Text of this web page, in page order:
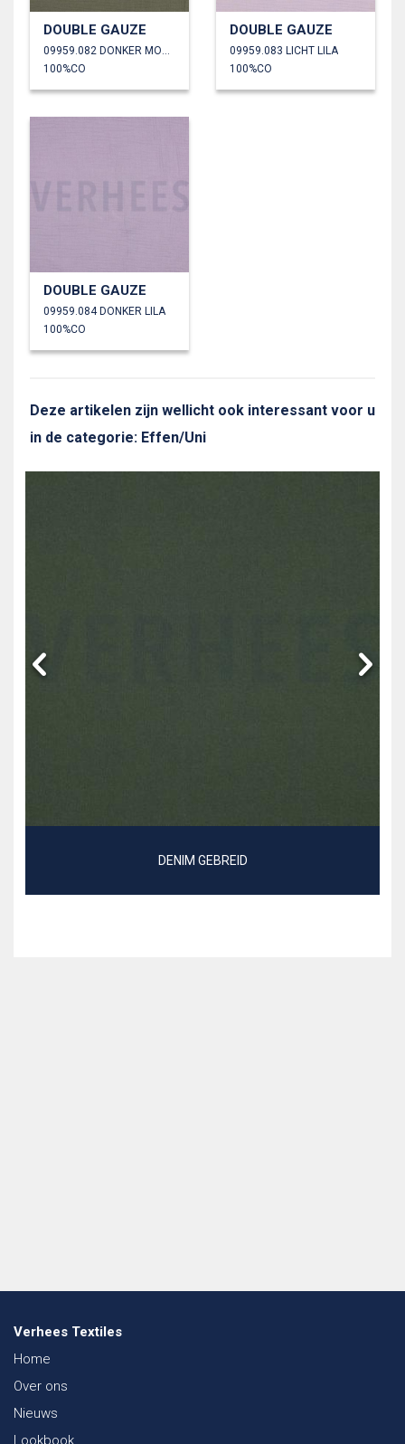
DOUBLE GAUZE
09959.082 DONKER MOSGROEN
100%CO
DOUBLE GAUZE
09959.083 LICHT LILA
100%CO
DOUBLE GAUZE
09959.084 DONKER LILA
100%CO
Deze artikelen zijn wellicht ook interessant voor u
in de categorie: Effen/Uni
DENIM GEBREID
Verhees Textiles
Home
Over ons
Nieuws
Lookbook